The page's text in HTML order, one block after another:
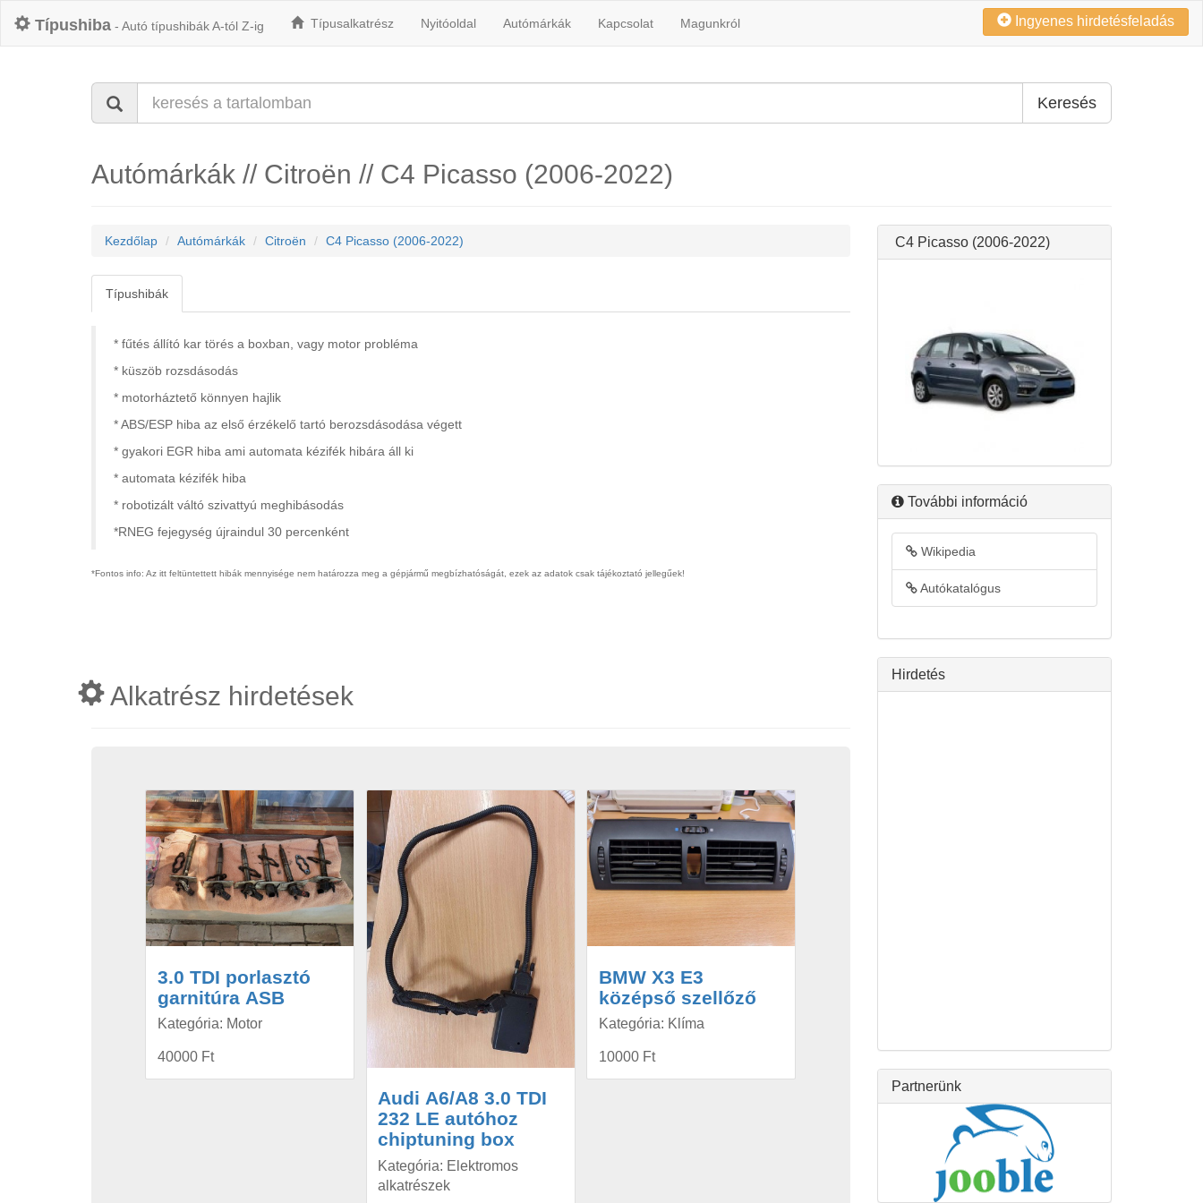
Típushiba - Autó típushibák A-tól Z-ig Típusalkatrész Nyitóoldal Autómárkák Kapcsolat Magunkról Ingyenes hirdetésfeladás
Keresés
Autómárkák // Citroën // C4 Picasso (2006-2022)
Kezdőlap Autómárkák Citroën C4 Picasso (2006-2022)
Típushibák
* fűtés állító kar törés a boxban, vagy motor probléma
* küszöb rozsdásodás
* motorháztető könnyen hajlik
* ABS/ESP hiba az első érzékelő tartó berozsdásodása végett
* gyakori EGR hiba ami automata kézifék hibára áll ki
* automata kézifék hiba
* robotizált váltó szivattyú meghibásodás
*RNEG fejegység újraindul 30 percenként
*Fontos info: Az itt feltüntettett hibák mennyisége nem határozza meg a gépjármű megbízhatóságát, ezek az adatok csak tájékoztató jellegűek!
Alkatrész hirdetések
3.0 TDI porlasztó
garnitúra ASB
Kategória: Motor
40000 Ft
Audi A6/A8 3.0 TDI
232 LE autóhoz
chiptuning box
Kategória: Elektromos
alkatrészek
BMW X3 E3
középső szellőző
Kategória: Klíma
10000 Ft
C4 Picasso (2006-2022)
További információ
Wikipedia
Autókatalógus
Hirdetés
Partnerünk